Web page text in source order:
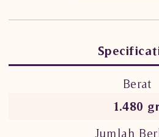
Berat
1.480
Jumlah